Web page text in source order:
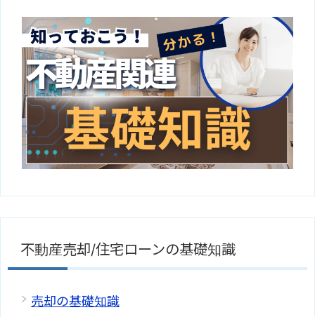
不動産売却/住宅ローンの基礎知識
売却の基礎知識